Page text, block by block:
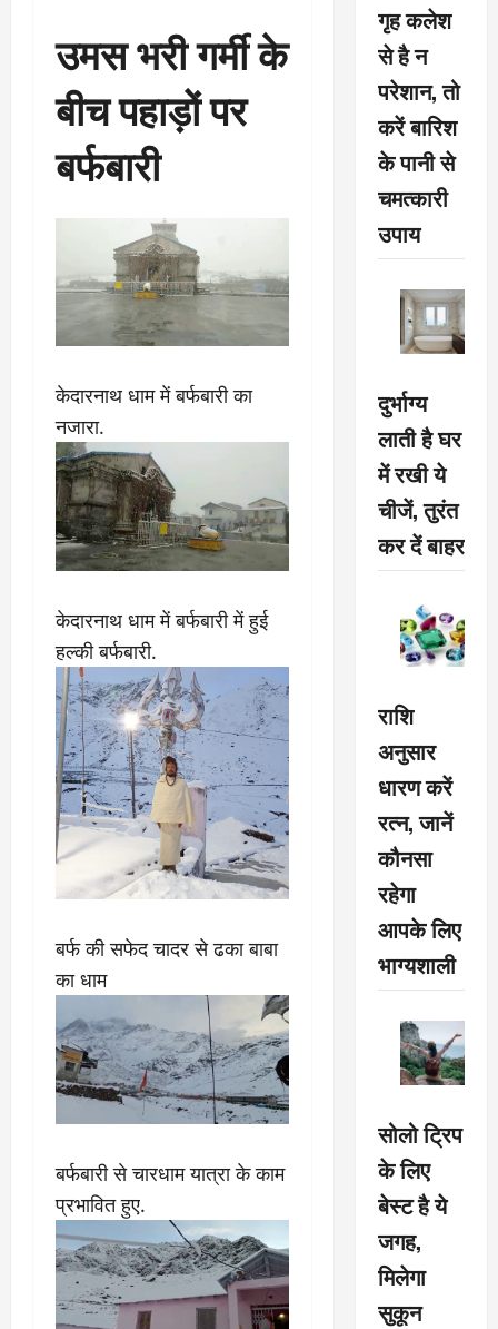
उमस भरी गर्मी के
बीच पहाड़ों पर
बर्फबारी
केदारनाथ धाम में बर्फबारी का
नजारा.
केदारनाथ धाम में बर्फबारी में हुई
हल्की बर्फबारी.
बर्फ की सफेद चादर से ढका बाबा
का धाम
बर्फबारी से चारधाम यात्रा के काम
प्रभावित हुए.
गृह कलेश
से है न
परेशान, तो
करें बारिश
के पानी से
चमत्कारी
उपाय
दुर्भाग्य
लाती है घर
में रखी ये
चीजें, तुरंत
कर दें बाहर
राशि
अनुसार
धारण करें
रत्न, जानें
कौनसा
रहेगा
आपके लिए
भाग्यशाली
सोलो ट्रिप
के लिए
बेस्ट है ये
जगह,
मिलेगा
सुकून